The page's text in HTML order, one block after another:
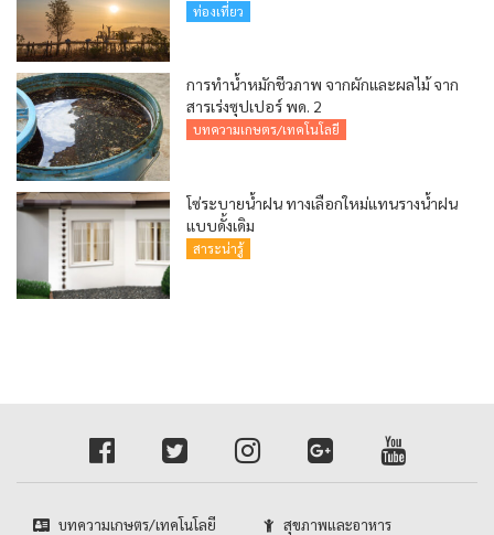
ท่องเที่ยว
การทำน้ำหมักชีวภาพ จากผักและผลไม้ จาก
สารเร่งซุปเปอร์ พด. 2
บทความเกษตร/เทคโนโลยี
โซ่ระบายน้ำฝน ทางเลือกใหม่แทนรางน้ำฝน
แบบดั้งเดิม
สาระน่ารู้
บทความเกษตร/เทคโนโลยี สุขภาพและอาหาร